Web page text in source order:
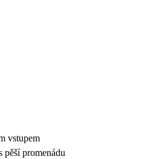
vstupem
pěší promenádu